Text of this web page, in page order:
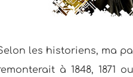
les historiens, ma
à 1848, 1871